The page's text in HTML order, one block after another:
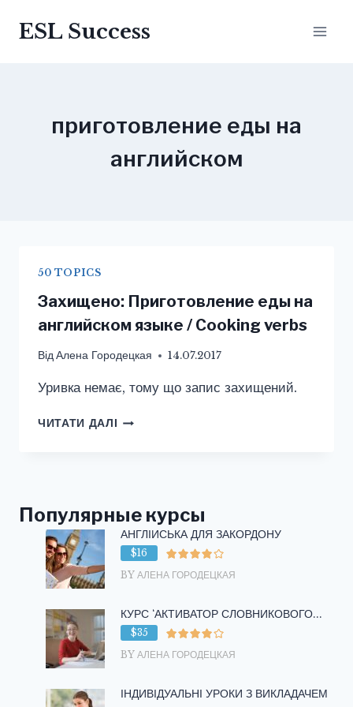
ESL Success
приготовление еды на
английском
50 TOPICS
Захищено: Приготовление еды на
английском языке / Cooking verbs
ВідАлена Городецкая 14.07.2017
Уривка немає, тому що запис захищений.
ЧИТАТИ ДАЛІ ЗАХИЩЕНО:
/
COOKING
VERBS
Популярные курсы
АНГЛІЙСЬКА ДЛЯ ЗАКОРДОНУ
$16
BY АЛЕНА ГОРОДЕЦКАЯ
КУРС ‘АКТИВАТОР СЛОВНИКОВОГО...
$35
BY АЛЕНА ГОРОДЕЦКАЯ
ІНДИВІДУАЛЬНІ УРОКИ З ВИКЛАДАЧЕМ